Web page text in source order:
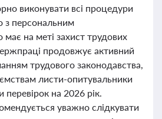
виконувати всі процедури
з персональним
на меті захист трудових
продовжує активний
трудового законодавства,
листи-опитувальники
перевірок на 2026 рік.
уважно слідкувати